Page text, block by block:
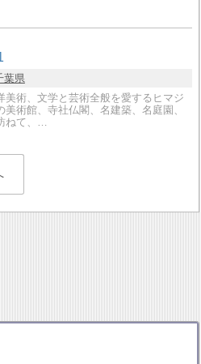
葉県
美術、文学と芸術全般を愛するヒマジ
美術館、寺社仏閣、名建築、名庭園、
ねて、…